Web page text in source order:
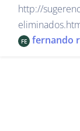
http://
FE fernando